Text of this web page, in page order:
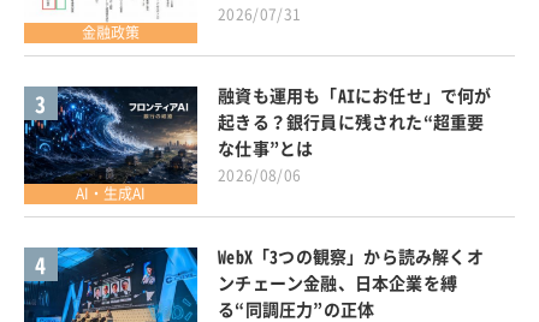
金融政策
2026/07/31
3
AI・生成AI
融資も運用も「AIにお任せ」で何が
起きる？銀行員に残された“超重要
な仕事”とは
2026/08/06
4
WebX「3つの観察」から読み解くオ
ンチェーン金融、日本企業を縛
る“同調圧力”の正体